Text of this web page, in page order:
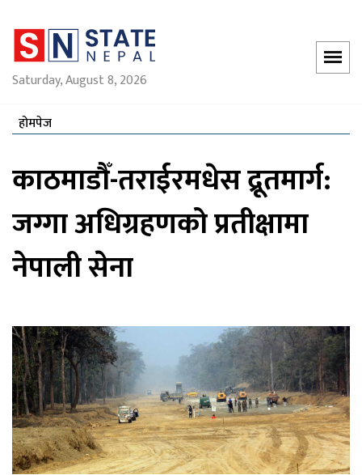
Saturday, August 8, 2026
होमपेज
काठमाडौँ-तराईरमधेस द्रूतमार्ग:
जग्गा अधिग्रहणको प्रतीक्षामा
नेपाली सेना